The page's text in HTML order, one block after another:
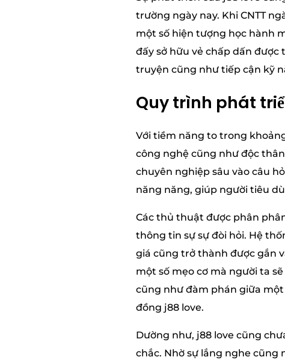
trường ngày nay. Khi CNTT
một số hiện tượng học hành
đấy sở hữu vẻ chấp dấn
truyện cũng như tiếp cận kỹ
Quy trình phát
Với tiềm năng to trong
công nghệ cũng như độc
chuyên nghiệp sâu vào câu
năng năng, giúp người tiêu
Các thủ thuật được phân
thông tin sự sự đòi hỏi. Hệ
giá cũng trở thành được gắn
một số mẹo cơ mà người ta
cũng như đàm phán giữa
đồng j88 love.
Dường như, j88 love cũng
chắc. Nhờ sự lắng nghe